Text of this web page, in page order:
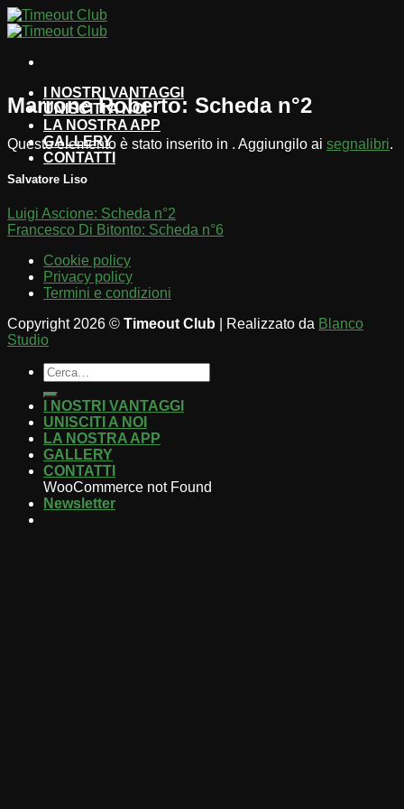
Salta
ai
I NOSTRI VANTAGGI
UNISCITI A NOI
LA NOSTRA APP
GALLERY
CONTATTI
Marrone Roberto: Scheda n°2
Questo elemento è stato inserito in . Aggiungilo ai segnalibri.
Salvatore Liso
Luigi Ascione: Scheda n°2
Francesco Di Bitonto: Scheda n°6
Cookie policy
Privacy policy
Termini e condizioni
Copyright 2026 © Timeout Club | Realizzato da Blanco
Studio
I NOSTRI VANTAGGI
UNISCITI A NOI
LA NOSTRA APP
GALLERY
CONTATTI
WooCommerce not Found
Newsletter